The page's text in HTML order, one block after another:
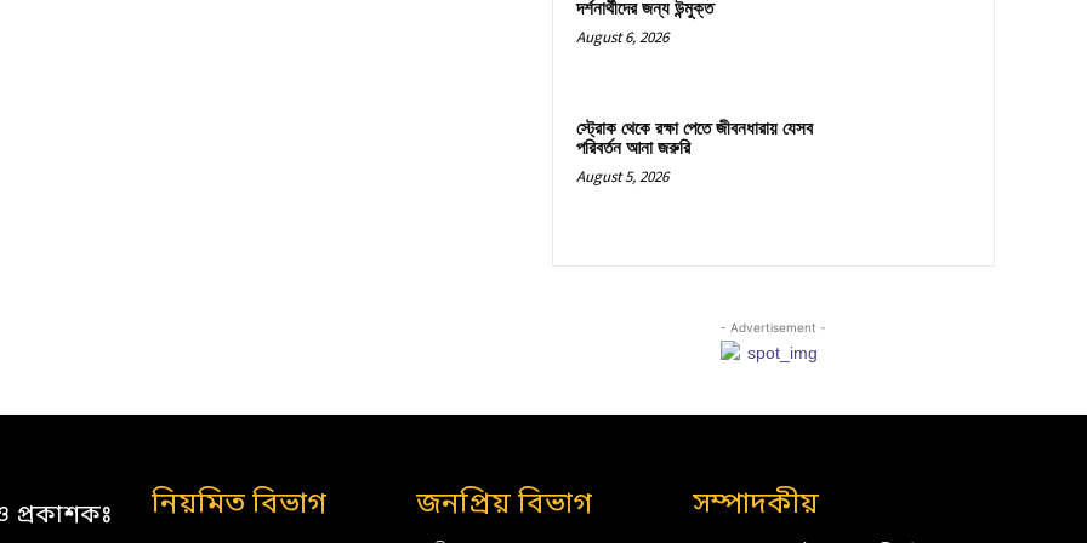
দর্শনার্থীদের জন্য উন্মুক্ত
August 6, 2026
স্ট্রোক থেকে রক্ষা পেতে জীবনধারায় যেসব
পরিবর্তন আনা জরুরি
August 5, 2026
- Advertisement -
প্রকাশকঃ নিয়মিত বিভাগ জনপ্রিয় বিভাগ সম্পাদকীয়